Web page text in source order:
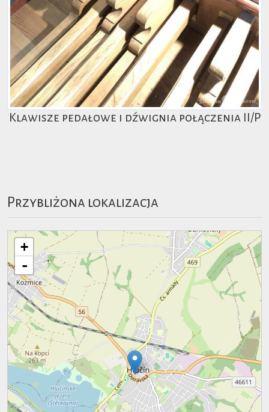
Klawisze pedałowe i dźwignia połączenia II/P
Przybliżona lokalizacja
+
-